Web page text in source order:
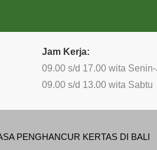
Jam Kerja:
09.00 s/d 17.00 wita
09.00 s/d 13.00 wita Sabtu
PENGHANCUR KERTAS DI BALI